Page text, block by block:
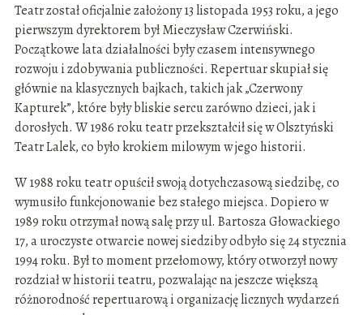
Teatr został oficjalnie założony 13 listopada 1953 roku, a jego
pierwszym dyrektorem był Mieczysław Czerwiński.
Początkowe lata działalności były czasem intensywnego
rozwoju i zdobywania publiczności. Repertuar skupiał się
głównie na klasycznych bajkach, takich jak „Czerwony
Kapturek”, które były bliskie sercu zarówno dzieci, jak i
dorosłych. W 1986 roku teatr przekształcił się w Olsztyński
Teatr Lalek, co było krokiem milowym w jego historii.
W 1988 roku teatr opuścił swoją dotychczasową siedzibę, co
wymusiło funkcjonowanie bez stałego miejsca. Dopiero w
1989 roku otrzymał nową salę przy ul. Bartosza Głowackiego
17, a uroczyste otwarcie nowej siedziby odbyło się 24 stycznia
1994 roku. Był to moment przełomowy, który otworzył nowy
rozdział w historii teatru, pozwalając na jeszcze większą
różnorodność repertuarową i organizację licznych wydarzeń